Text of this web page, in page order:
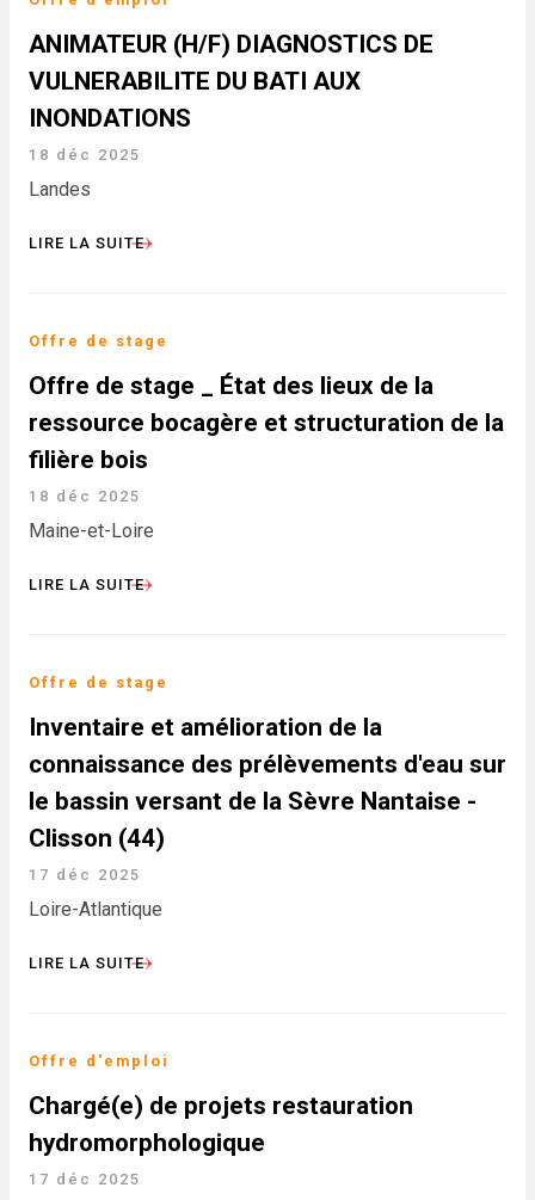
ANIMATEUR (H/F) DIAGNOSTICS DE
VULNERABILITE DU BATI AUX
INONDATIONS
18 déc 2025
Landes
LIRE LA SUITE
Offre de stage
Offre de stage _ État des lieux de la
ressource bocagère et structuration de la
filière bois
18 déc 2025
Maine-et-Loire
LIRE LA SUITE
Offre de stage
Inventaire et amélioration de la
connaissance des prélèvements d'eau sur
le bassin versant de la Sèvre Nantaise -
Clisson (44)
17 déc 2025
Loire-Atlantique
LIRE LA SUITE
Offre d'emploi
Chargé(e) de projets restauration
hydromorphologique
17 déc 2025